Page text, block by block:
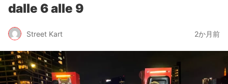
dalle 6 alle 9
Street Kart 2か月前